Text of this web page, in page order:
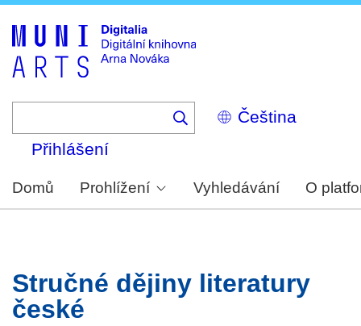
Select
your
Přihlášení
Domů Prohlížení Vyhledávání O
Stručné dějiny literatury
české